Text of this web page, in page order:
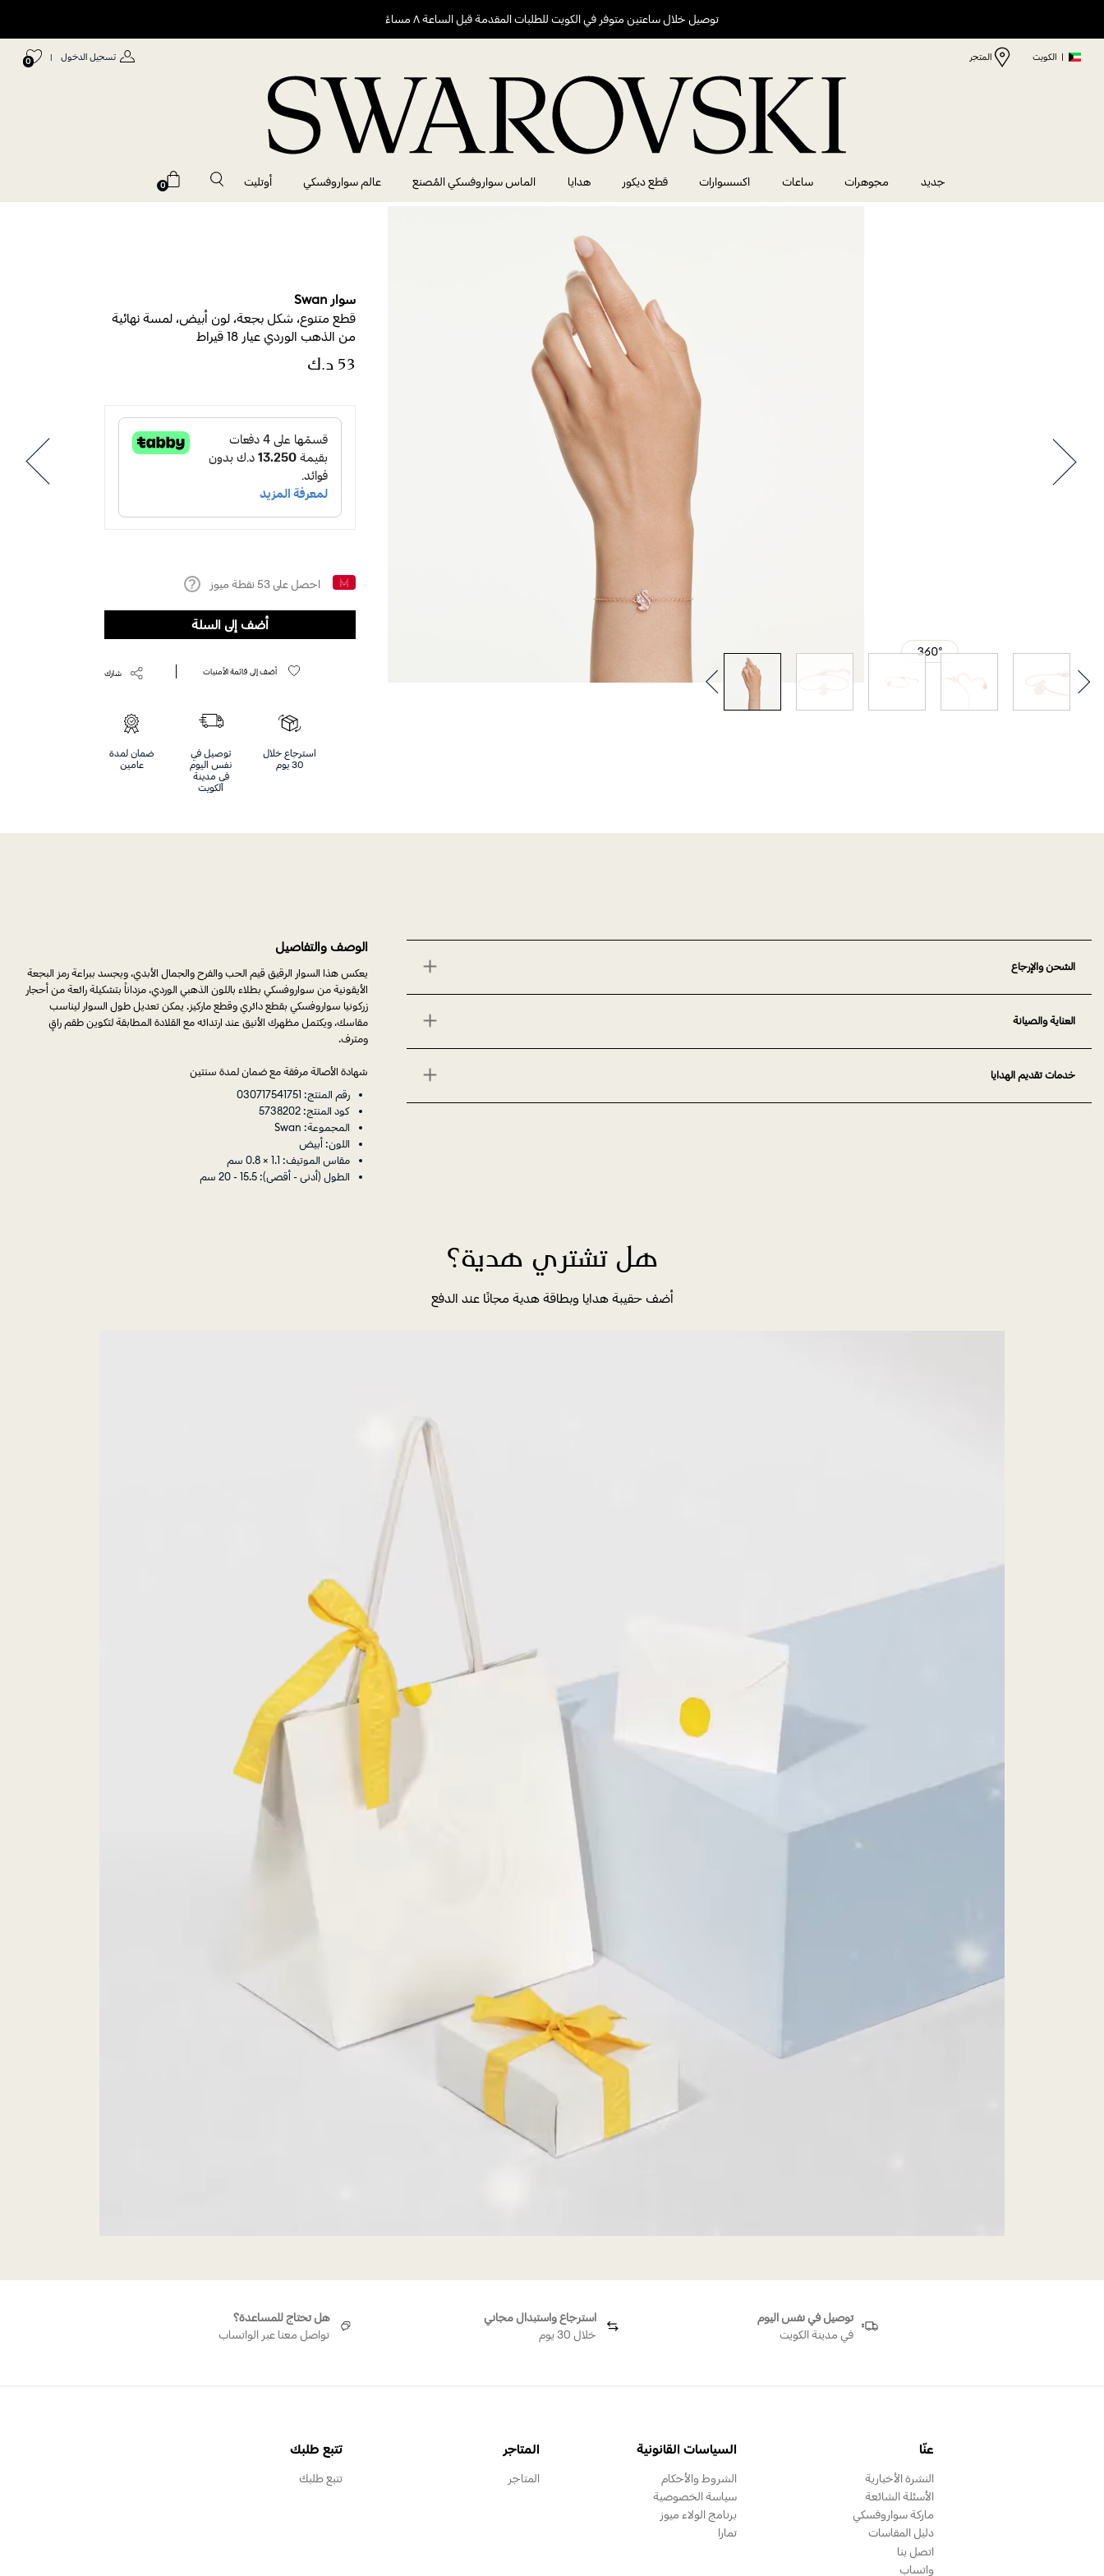
توصيل خلال ساعتين متوفر في الكويت للطلبات المقدمة قبل الساعة ٨ مساءً
| الكويت المتجر تسجيل الدخول |
0
جديد مجوهرات ساعات اكسسوارات قطع ديكور هدايا الماس سواروفسكي المُصنع عالم سواروفسكي أوتليت 0
سوار Swan
قطع متنوع، شكل بجعة، لون أبيض، لمسة نهائية
من الذهب الوردي عيار 18 قيراط
احصل على 53 نقطة ميوز
أضف إلى السلة
أضف إلى قائمة الأمنيات شارك
استرجاع خلال
30 يوم
توصيل في
نفس اليوم
في مدينة
الكويت
ضمان لمدة
عامين
الشحن والإرجاع
العناية والصيانة
خدمات تقديم الهدايا
الوصف والتفاصيل
يعكس هذا السوار الرقيق قيم الحب والفرح والجمال الأبدي، ويجسد ببراعة رمز البجعة
الأيقونية من سواروفسكي بطلاء باللون الذهبي الوردي، مزداناً بتشكيلة رائعة من أحجار
زركونيا سواروفسكي بقطع دائري وقطع ماركيز. يمكن تعديل طول السوار ليناسب
مقاسك، ويكتمل مظهرك الأنيق عند ارتدائه مع القلادة المطابقة لتكوين طقم راقٍ
ومترف.
شهادة الأصالة مرفقة مع ضمان لمدة سنتين
رقم المنتج: 030717541751
كود المنتج: 5738202
المجموعة: Swan
اللون: أبيض
مقاس الموتيف: 1.1 × 0.8 سم
الطول (أدنى - أقصى): 15.5 - 20 سم
هل تشتري هدية؟
أضف حقيبة هدايا وبطاقة هدية مجانًا عند الدفع
توصيل في نفس اليوم
في مدينة الكويت
استرجاع واستبدال مجاني
خلال 30 يوم
هل تحتاج للمساعدة؟
تواصل معنا عبر الواتساب
عنّا
النشرة الأخبارية
الأسئلة الشائعة
ماركة سواروفسكي
دليل المقاسات
اتصل بنا
واتساب
السياسات القانونية
الشروط والأحكام
سياسة الخصوصية
برنامج الولاء ميوز
تمارا
المتاجر
المتاجر
تتبع طلبك
تتبع طلبك